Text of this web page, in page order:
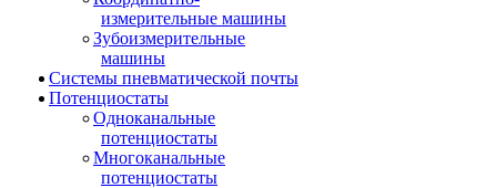
измерительные машины
Зубоизмерительные
машины
Системы пневматической почты
Потенциостаты
Одноканальные
потенциостаты
Многоканальные
потенциостаты